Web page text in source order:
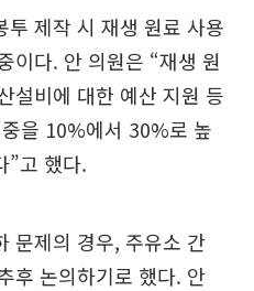
투 제작 시 재생 원료 사용
이다. 안 의원은 “재생 원
설비에 대한 예산 지원 등
을 10%에서 30%로 높
”고 했다.
문제의 경우, 주유소 간
후 논의하기로 했다. 안